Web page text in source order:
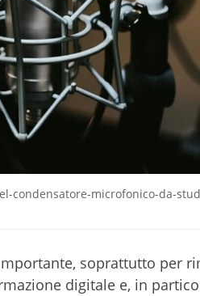
condensatore-microfonico-da-
soprattutto per
digitale e, in